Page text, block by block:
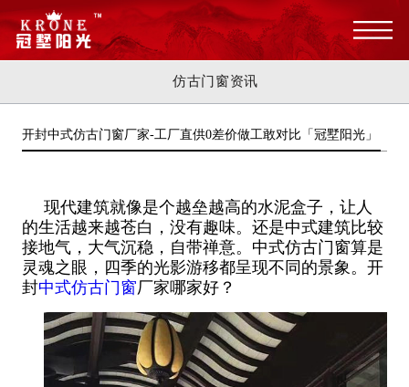
仿古门窗资讯
开封中式仿古门窗厂家-工厂直供0差价做工敢对比「冠墅阳光」
现代建筑就像是个越垒越高的水泥盒子，让人
的生活越来越苍白，没有趣味。还是中式建筑比较
接地气，大气沉稳，自带禅意。中式仿古门窗算是
灵魂之眼，四季的光影游移都呈现不同的景象。开
封中式仿古门窗厂家哪家好？